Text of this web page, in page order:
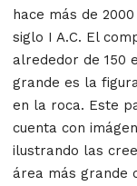
hace más de
siglo I A.C. El
alrededor de 150
grande es la
en la roca. Este
cuenta con
ilustrando las
área más grande